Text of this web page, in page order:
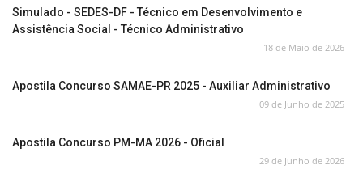
Simulado - SEDES-DF - Técnico em Desenvolvimento e
Assistência Social - Técnico Administrativo
18 de Maio de 2026
Apostila Concurso SAMAE-PR 2025 - Auxiliar Administrativo
09 de Junho de 2025
Apostila Concurso PM-MA 2026 - Oficial
29 de Junho de 2026